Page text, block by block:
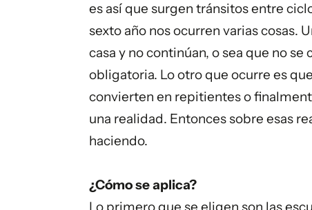
es así que surgen tránsitos entre
sexto año nos ocurren varias cosas.
casa y no continúan, o sea que no
obligatoria. Lo otro que ocurre es
convierten en repitientes o
una realidad. Entonces sobre esas
haciendo.
¿Cómo se aplica?